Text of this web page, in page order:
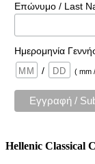
Επώνυμο / Last
Ημερομηνία
/
( mm
Hellenic Classical